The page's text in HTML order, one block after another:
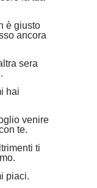
è giusto
ancora
sera
hai
venire
te.
ti
piaci.